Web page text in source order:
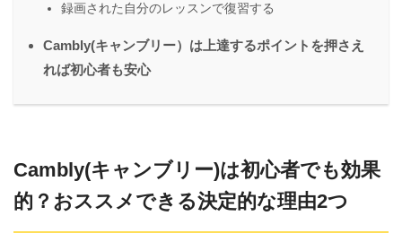
録画された自分のレッスンで復習する
Cambly(キャンブリー）は上達するポイントを押さえ
れば初心者も安心
Cambly(キャンブリー)は初心者でも効果
的？おススメできる決定的な理由2つ